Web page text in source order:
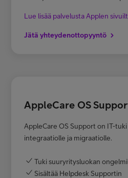
Lue lisää palvelusta Applen
Jätä yhteydenottopyyntö
AppleCare OS
AppleCare OS Support on IT-
integraatiolle ja migraatiolle.
Tuki suuryritysluokan
Sisältää Helpdesk Supportin